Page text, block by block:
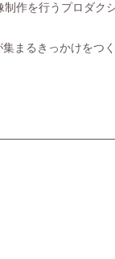
作を行うプロダクシ
まるきっかけをつく